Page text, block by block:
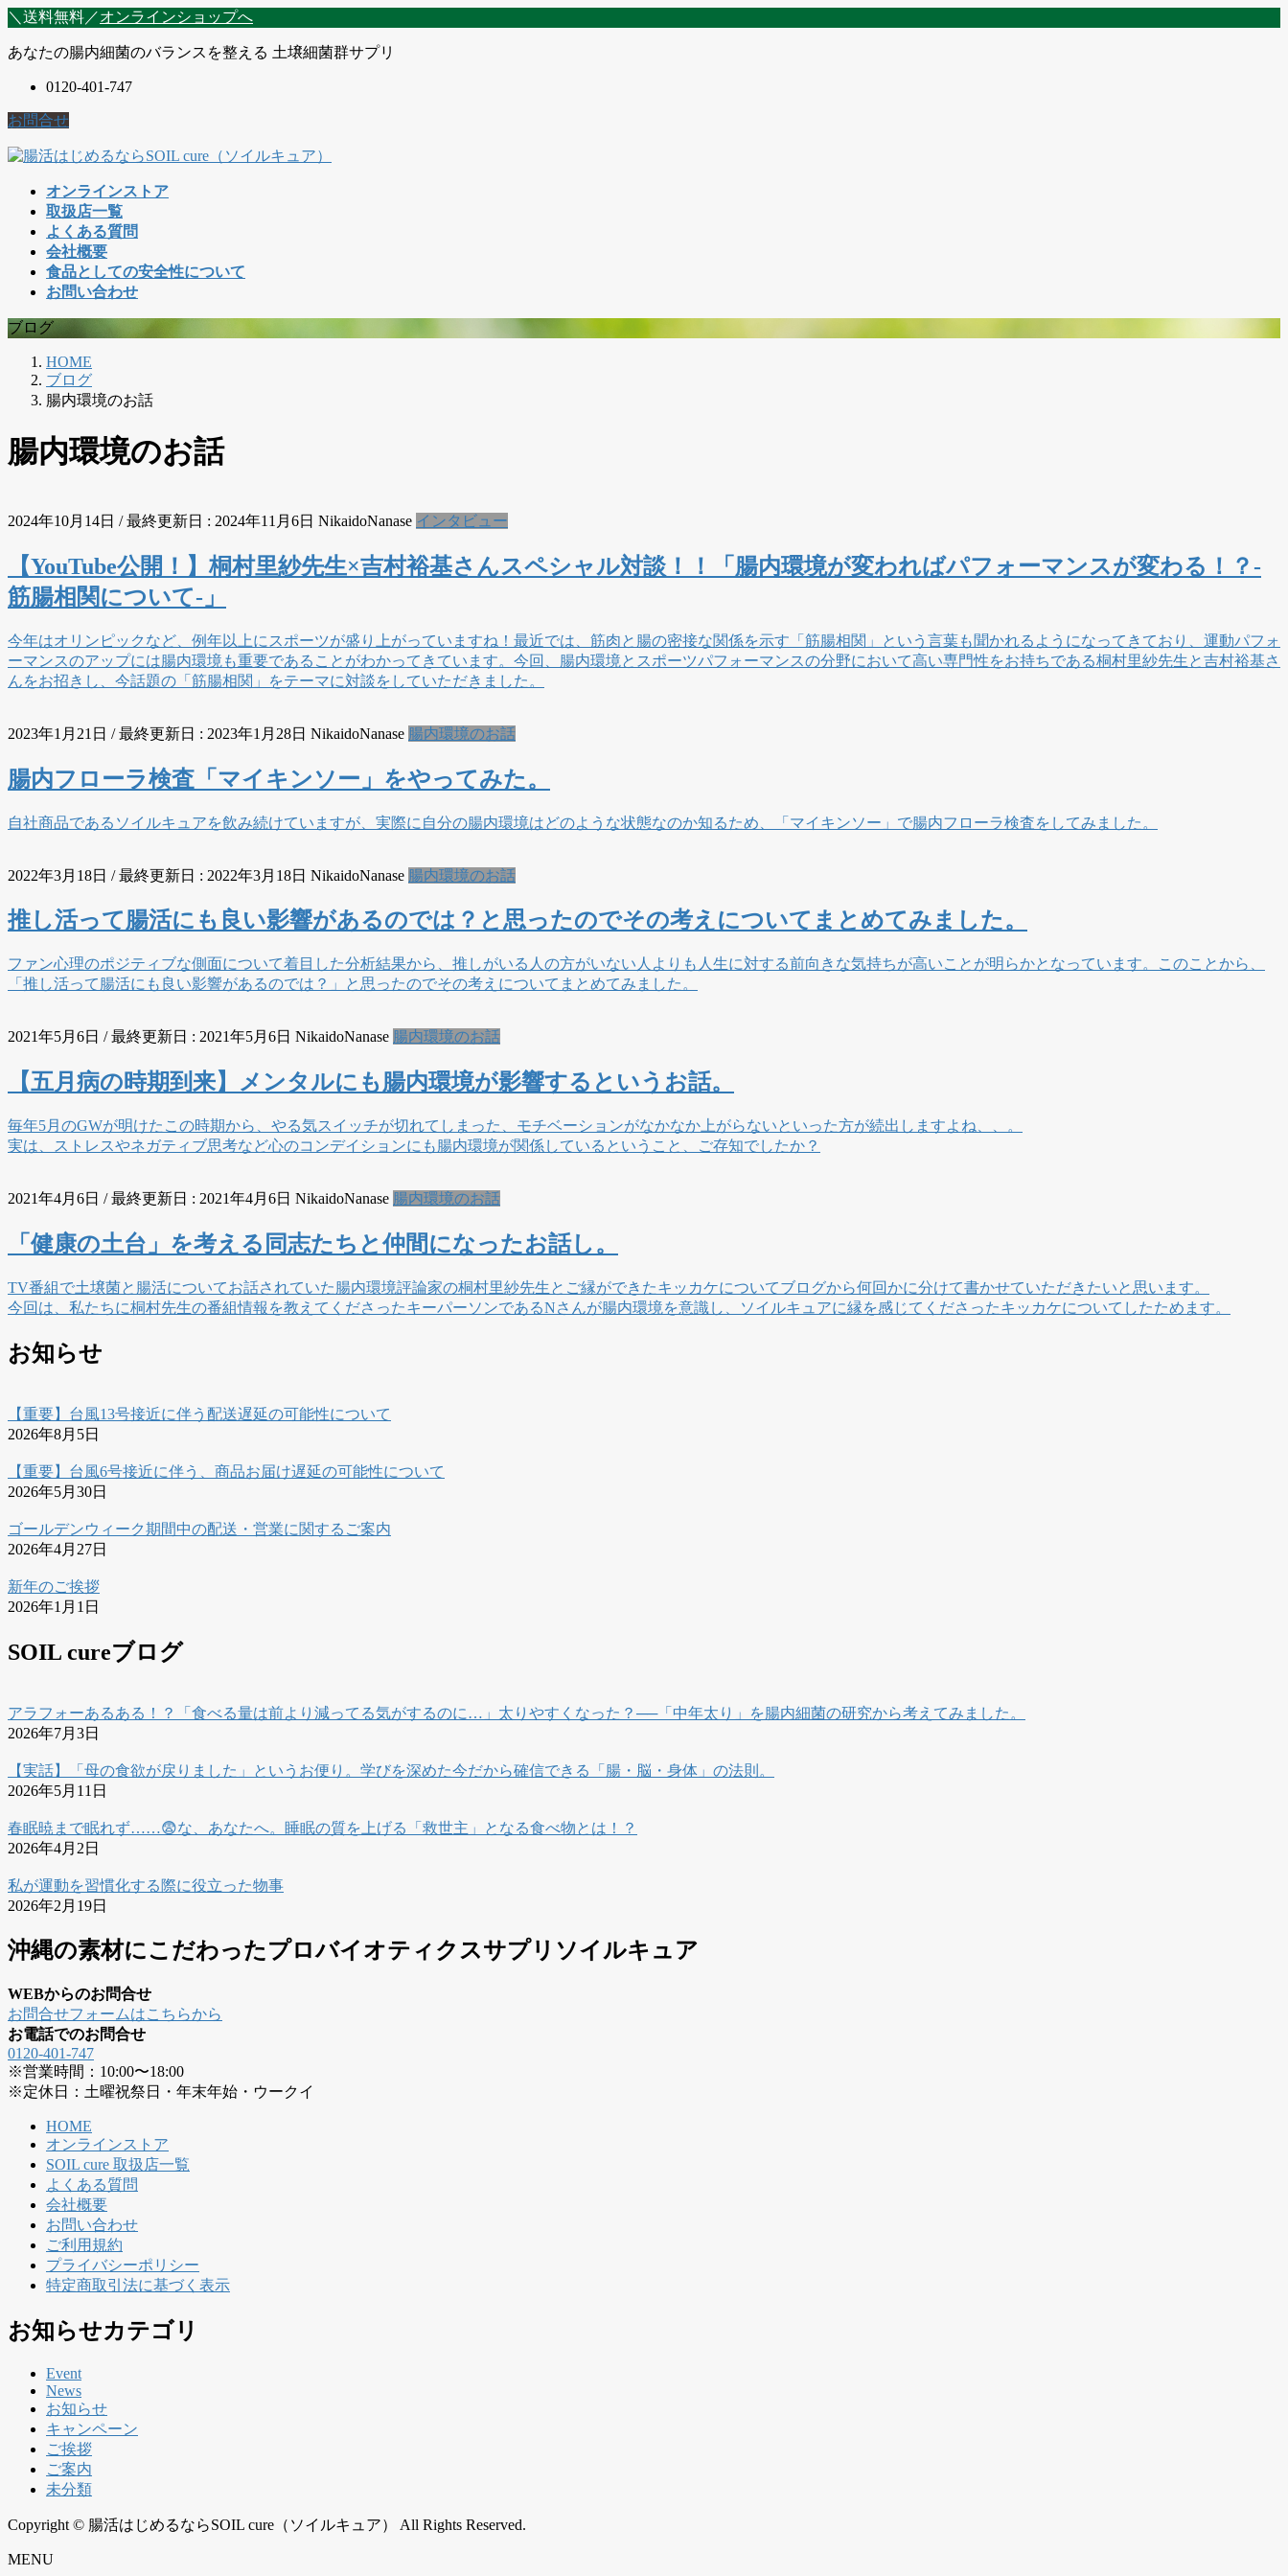
コ
テ
に
動
ナ
ゲ
ョ
に
＼送料無料／オンラインショップへ
あなたの腸内細菌のバランスを整える 土壌細菌群サプリ
0120-401-747
お問合せ
オンラインストア
取扱店一覧
よくある質問
会社概要
食品としての安全性について
お問い合わせ
ブログ
HOME
ブログ
腸内環境のお話
腸内環境のお話
2024年10月14日 / 最終更新日 : 2024年11月6日 NikaidoNanase インタビュー
【YouTube公開！】桐村里紗先⽣×吉村裕基さんスペシャル対談！！「腸内環境が変わればパフォーマンスが変わる！？-
筋腸相関について-」
今年はオリンピックなど、例年以上にスポーツが盛り上がっていますね！最近では、筋肉と腸の密接な関係を示す「筋腸相関」という言葉も聞かれるようになってきており、運動パフォ
ーマンスのアップには腸内環境も重要であることがわかってきています。今回、腸内環境とスポーツパフォーマンスの分野において高い専門性をお持ちである桐村里紗先生と吉村裕基さ
んをお招きし、今話題の「筋腸相関」をテーマに対談をしていただきました。
2023年1月21日 / 最終更新日 : 2023年1月28日 NikaidoNanase 腸内環境のお話
腸内フローラ検査「マイキンソー」をやってみた。
自社商品であるソイルキュアを飲み続けていますが、実際に自分の腸内環境はどのような状態なのか知るため、「マイキンソー」で腸内フローラ検査をしてみました。
2022年3月18日 / 最終更新日 : 2022年3月18日 NikaidoNanase 腸内環境のお話
推し活って腸活にも良い影響があるのでは？と思ったのでその考えについてまとめてみました。
ファン心理のポジティブな側面について着目した分析結果から、推しがいる人の方がいない人よりも人生に対する前向きな気持ちが高いことが明らかとなっています。このことから、
「推し活って腸活にも良い影響があるのでは？」と思ったのでその考えについてまとめてみました。
2021年5月6日 / 最終更新日 : 2021年5月6日 NikaidoNanase 腸内環境のお話
【五月病の時期到来】メンタルにも腸内環境が影響するというお話。
毎年5月のGWが明けたこの時期から、やる気スイッチが切れてしまった、モチベーションがなかなか上がらないといった方が続出しますよね、、。
実は、ストレスやネガティブ思考など心のコンデイションにも腸内環境が関係しているということ、ご存知でしたか？
2021年4月6日 / 最終更新日 : 2021年4月6日 NikaidoNanase 腸内環境のお話
「健康の土台」を考える同志たちと仲間になったお話し。
TV番組で土壌菌と腸活についてお話されていた腸内環境評論家の桐村里紗先生とご縁ができたキッカケについてブログから何回かに分けて書かせていただきたいと思います。
今回は、私たちに桐村先生の番組情報を教えてくださったキーパーソンであるNさんが腸内環境を意識し、ソイルキュアに縁を感じてくださったキッカケについてしたためます。
お知らせ
【重要】台風13号接近に伴う配送遅延の可能性について
2026年8月5日
【重要】台風6号接近に伴う、商品お届け遅延の可能性について
2026年5月30日
ゴールデンウィーク期間中の配送・営業に関するご案内
2026年4月27日
新年のご挨拶
2026年1月1日
SOIL cureブログ
アラフォーあるある！？「食べる量は前より減ってる気がするのに…」太りやすくなった？──「中年太り」を腸内細菌の研究から考えてみました。
2026年7月3日
【実話】「母の食欲が戻りました」というお便り。学びを深めた今だから確信できる「腸・脳・身体」の法則。
2026年5月11日
春眠暁まで眠れず……😨な、あなたへ。睡眠の質を上げる「救世主」となる食べ物とは！？
2026年4月2日
私が運動を習慣化する際に役立った物事
2026年2月19日
沖縄の素材にこだわったプロバイオティクスサプリソイルキュア
WEBからのお問合せ
お問合せフォームはこちらから
お電話でのお問合せ
0120-401-747
※営業時間：10:00〜18:00
※定休日：土曜祝祭日・年末年始・ウークイ
HOME
オンラインストア
SOIL cure 取扱店一覧
よくある質問
会社概要
お問い合わせ
ご利用規約
プライバシーポリシー
特定商取引法に基づく表示
お知らせカテゴリ
Event
News
お知らせ
キャンペーン
ご挨拶
ご案内
未分類
Copyright © 腸活はじめるならSOIL cure（ソイルキュア） All Rights Reserved.
MENU